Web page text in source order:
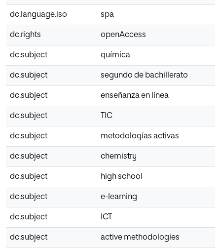
dc.language.iso spa
dc.rights openAccess
dc.subject química
dc.subject segundo de bachillerato
dc.subject enseñanza en línea
dc.subject TIC
dc.subject metodologías activas
dc.subject chemistry
dc.subject high school
dc.subject e-learning
dc.subject ICT
dc.subject active methodologies